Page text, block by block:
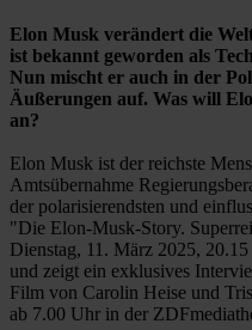
Elon Musk verändert die
ist bekannt geworden als
Nun mischt er auch in der
Äußerungen auf. Was will
an?
Elon Musk ist der reichste
Amtsübernahme
der polarisierendsten und
"Die Elon-Musk-Story.
Dienstag, 11. März 2025,
und zeigt ein exklusives
Film von Carolin Heise und
ab 7.00 Uhr in der